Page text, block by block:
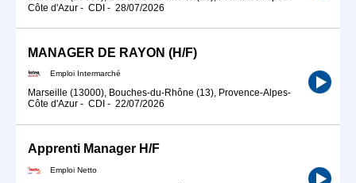
Côte d'Azur - CDI - 28/07/2026
MANAGER DE RAYON (H/F)
Emploi Intermarché
Marseille (13000), Bouches-du-Rhône (13), Provence-Alpes-
Côte d'Azur - CDI - 22/07/2026
Apprenti Manager H/F
Emploi Netto